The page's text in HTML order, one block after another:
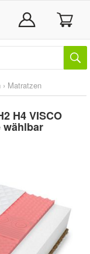
› Matratzen
H4 VISCO
wählbar